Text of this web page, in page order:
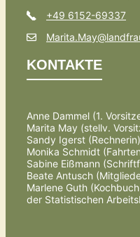
+49 6152-69337
KONTAKTE
Anne Dammel (1.
Marita May (stellv.
Sandy Igerst (Rechnerin)
Monika Schmidt
Sabine Eißmann
Beate Antusch
Marlene Guth
der Statistischen